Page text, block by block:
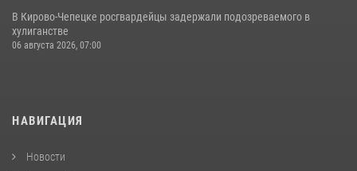
В Кирово-Чепецке росгвардейцы задержали подозреваемого в
хулиганстве
06 августа 2026, 07:00
НАВИГАЦИЯ
Новости